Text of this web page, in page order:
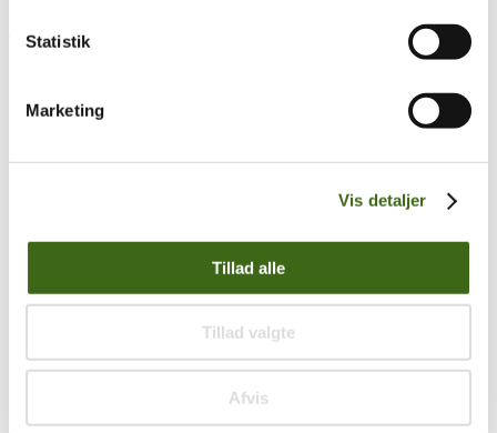
Statistik
Marketing
Vis detaljer
Tillad alle
Tillad valgte
Afvis
Diverse
Referater(77)
(5)
Lærebog
DGS og Buejægerweekend 2026